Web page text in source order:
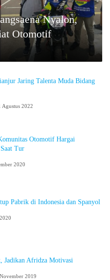
Nyalon,
Otomotif
Jaring Talenta Muda Bidang
Agustus 2022
Otomotif Hargai
Tur
2020
Pabrik di Indonesia dan Spanyol
Jadikan Afridza Motivasi
2019